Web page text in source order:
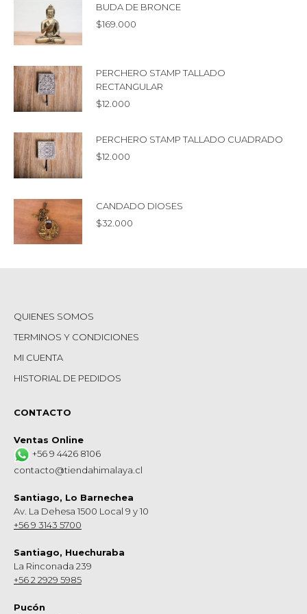
BUDA DE BRONCE
$169.000
PERCHERO STAMP TALLADO
RECTANGULAR
$12.000
PERCHERO STAMP TALLADO CUADRADO
$12.000
CANDADO DIOSES
$32.000
QUIENES SOMOS
TERMINOS Y CONDICIONES
MI CUENTA
HISTORIAL DE PEDIDOS
CONTACTO
Ventas Online
+56 9 4426 8106
contacto@tiendahimalaya.cl
Santiago, Lo Barnechea
Av. La Dehesa 1500 Local 9 y 10
+56 9 3143 5700
Santiago, Huechuraba
La Rinconada 239
+56 2 2929 5985
Pucón